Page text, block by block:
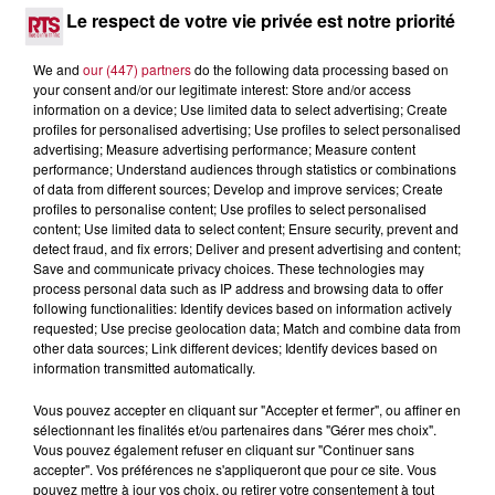
0h01
DINER CONCERT À LA MJC DE MARSEILLAN
6 août 2026
Le respect de votre vie privée est notre priorité
We and our (447) partnersdo the following data processing based on
your consent and/or our legitimate interest: Store and/or access
information on a device; Use limited data to select advertising; Create
profiles for personalised advertising; Use profiles to select personalised
advertising; Measure advertising performance; Measure content
performance; Understand audiences through statistics or combinations
of data from different sources; Develop and improve services; Create
profiles to personalise content; Use profiles to select personalised
content; Use limited data to select content; Ensure security, prevent and
detect fraud, and fix errors; Deliver and present advertising and content;
Save and communicate privacy choices. These technologies may
process personal data such as IP address and browsing data to offer
following functionalities: Identify devices based on information actively
requested; Use precise geolocation data; Match and combine data from
other data sources; Link different devices; Identify devices based on
information transmitted automatically.
Vous pouvez accepter en cliquant sur "Accepter et fermer", ou affiner en
sélectionnant les finalités et/ou partenaires dans "Gérer mes choix".
Vous pouvez également refuser en cliquant sur "Continuer sans
accepter". Vos préférences ne s'appliqueront que pour ce site. Vous
pouvez mettre à jour vos choix, ou retirer votre consentement à tout